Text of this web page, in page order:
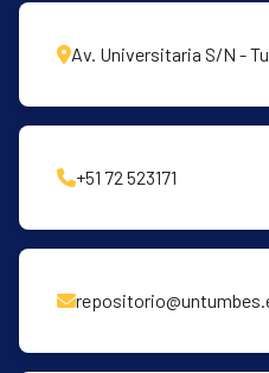
Av. Universitaria S/N -
+51 72 523171